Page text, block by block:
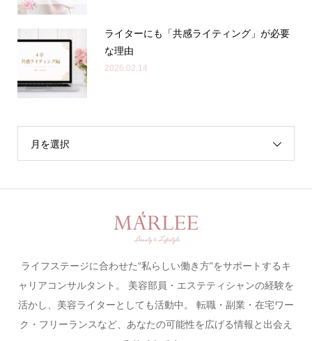
ライターにも「共感ライティング」が必要
な理由
2026.02.14
月を選択
ライフステージに合わせた“私らしい働き方”をサポートするキ
ャリアコンサルタント。 美容部員・エステティシャンの経験を
活かし、美容ライターとしても活動中。 転職・副業・在宅ワー
ク・フリーランスなど、あなたの可能性を広げる情報と出会え